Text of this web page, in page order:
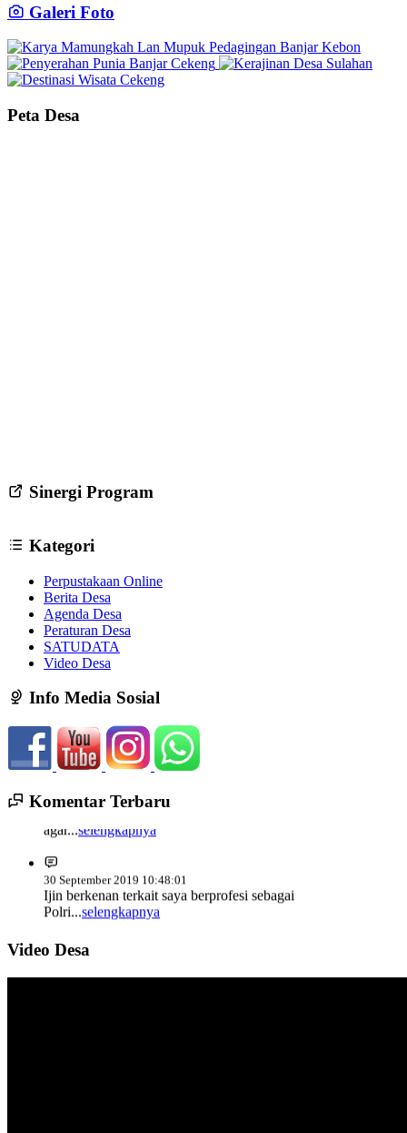
Galeri Foto
Peta Desa
Sinergi Program
Kategori
Perpustakaan Online
Berita Desa
Agenda Desa
Peraturan Desa
SATUDATA
Video Desa
Info Media Sosial
Komentar Terbaru
Bagaimana cara agar membentuk keanggotaan LPM
30 September 2019 10:48:01
Ijin berkenan terkait saya berprofesi sebagai
Polri...selengkapnya
21 September 2018 05:04:42
demi...selengkapnya
Video Desa